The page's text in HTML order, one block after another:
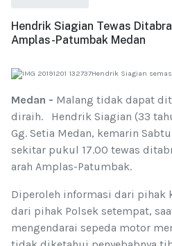
Hendrik Siagian Tewas
Amplas-Patumbak Medan
Hendrik Siagian
Medan - Malang tidak dapat
diraih. Hendrik Siagian (33
Gg. Setia Medan, kemarin
sekitar pukul 17.00 tewas
arah Amplas-Patumbak.
Diperoleh informasi dari pihak
dari pihak Polsek setempat,
mengendarai sepeda motor